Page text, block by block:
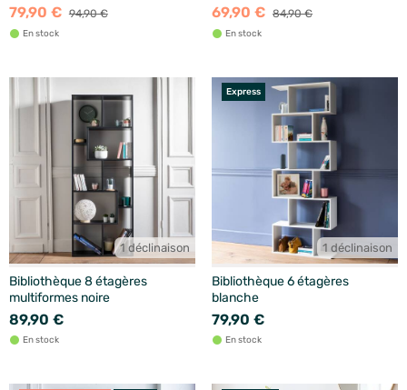
79,90 € 94,90 €
En stock
69,90 € 84,90 €
En stock
1 déclinaison
Bibliothèque 8 étagères
multiformes noire
89,90 €
En stock
Express
1 déclinaison
Bibliothèque 6 étagères
blanche
79,90 €
En stock